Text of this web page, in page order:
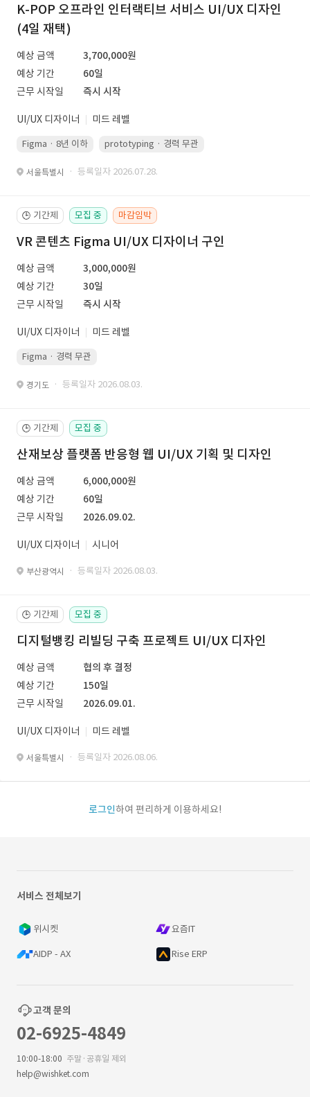
K-POP 오프라인 인터랙티브 서비스 UI/UX 디자인
(4일 재택)
예상 금액
3,700,000원
예상 기간
60일
근무 시작일
즉시 시작
UI/UX 디자이너 미드 레벨
Figma · 8년 이하 prototyping · 경력 무관
서울특별시 · 등록일자 2026.07.28.
🕒 기간제 모집 중 마감임박
VR 콘텐츠 Figma UI/UX 디자이너 구인
예상 금액
3,000,000원
예상 기간
30일
근무 시작일
즉시 시작
UI/UX 디자이너 미드 레벨
Figma · 경력 무관
경기도 · 등록일자 2026.08.03.
🕒 기간제 모집 중
산재보상 플랫폼 반응형 웹 UI/UX 기획 및 디자인
예상 금액
6,000,000원
예상 기간
60일
근무 시작일
2026.09.02.
UI/UX 디자이너 시니어
부산광역시 · 등록일자 2026.08.03.
🕒 기간제 모집 중
디지털뱅킹 리빌딩 구축 프로젝트 UI/UX 디자인
예상 금액
협의 후 결정
예상 기간
150일
근무 시작일
2026.09.01.
UI/UX 디자이너 미드 레벨
서울특별시 · 등록일자 2026.08.06.
로그인하여 편리하게 이용하세요!
서비스 전체보기
위시켓 요즘IT
AIDP - AX Rise ERP
고객 문의
02-6925-4849
10:00-18:00 주말·공휴일 제외
help@wishket.com